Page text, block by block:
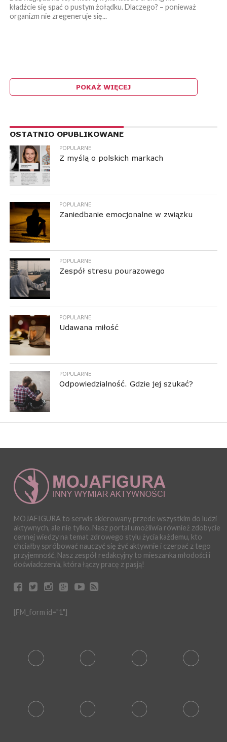
kładźcie się spać o pustym żołądku. Dlaczego? – ponieważ
organizm nie zregeneruje się...
POKAŻ WIĘCEJ
OSTATNIO OPUBLIKOWANE
POPULARNE
Z myślą o polskich markach
POPULARNE
Zaniedbanie emocjonalne w związku
POPULARNE
Zespół stresu pourazowego
POPULARNE
Udawana miłość
POPULARNE
Odpowiedzialność. Gdzie jej szukać?
MOJAFIGURA to serwis skierowany przede wszystkim do ludzi
aktywnych, ale nie tylko. Nasz portal umożliwia również zdobycie
cennej wiedzy na temat zdrowego stylu życia każdemu, kto
chciałby spróbować nauczyć się żyć aktywnie i czerpać z tego
przyjemność. Nasz zespół redakcyjny to mieszanka młodości i
doświadczenia, która łączy pracę z pasją!
[FM_form id="1"]